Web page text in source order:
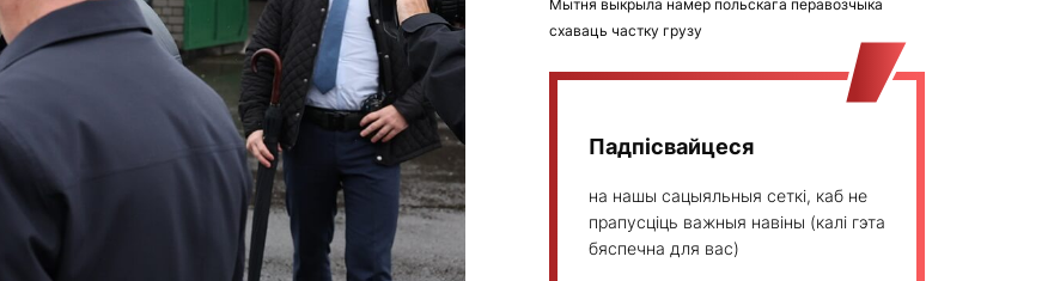
Мытня выкрыла намер польскага перавозчыка
схаваць частку грузу
Падпісвайцеся
на нашы сацыяльныя сеткі, каб не
прапусціць важныя навіны (калі гэта
бяспечна для вас)